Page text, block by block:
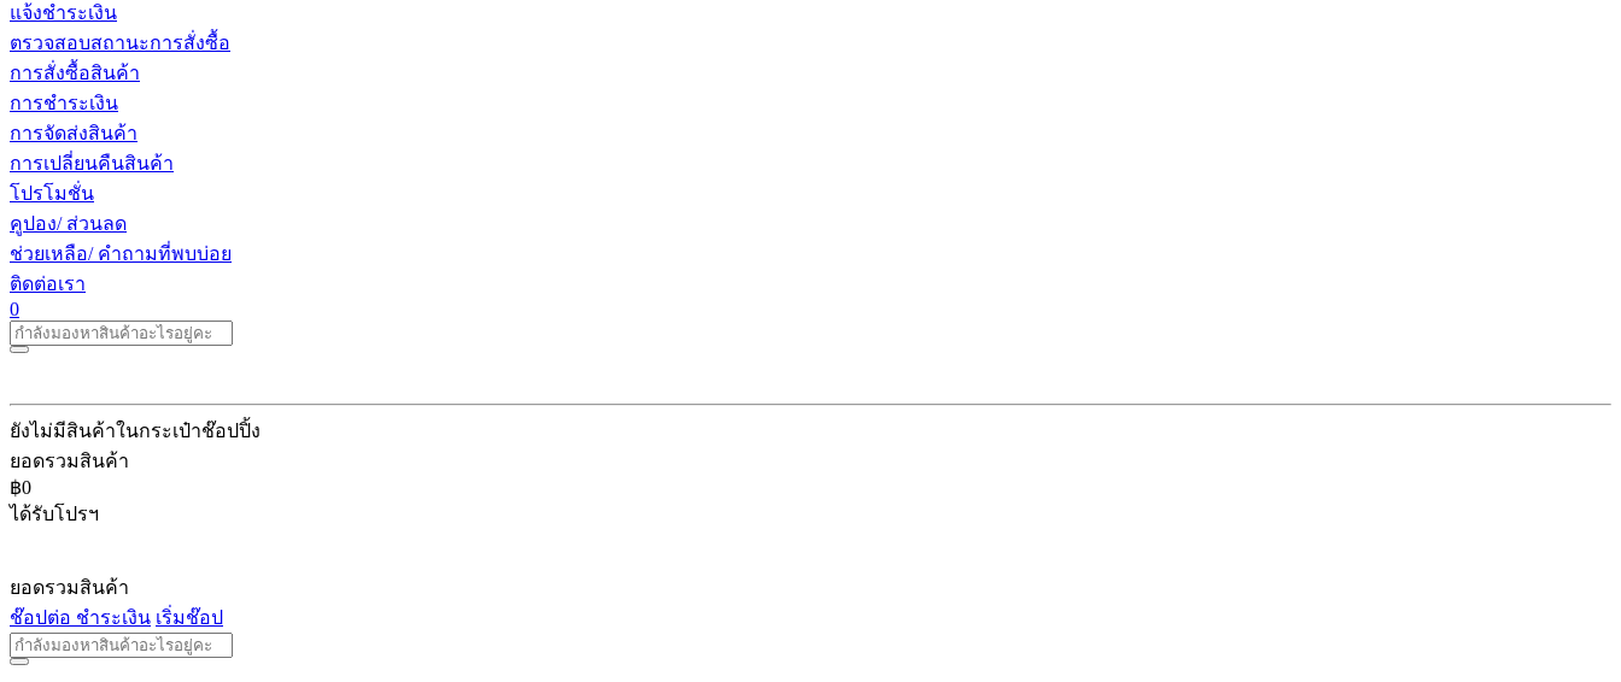
แจ้งชำระเงิน
ตรวจสอบสถานะการสั่งซื้อ
การสั่งซื้อสินค้า
การชำระเงิน
การจัดส่งสินค้า
การเปลี่ยนคืนสินค้า
โปรโมชั่น
คูปอง/ ส่วนลด
ช่วยเหลือ/ คำถามที่พบบ่อย
ติดต่อเรา
0
ยังไม่มีสินค้าในกระเป๋าช๊อปปิ้ง
ยอดรวมสินค้า
฿0
ได้รับโปรฯ
ยอดรวมสินค้า
ช๊อปต่อ ชำระเงิน เริ่มช๊อป